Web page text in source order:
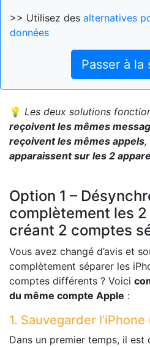
>> Utilisez des alternatives
données
Passer à la
💡 Les deux solutions
reçoivent les mêmes
reçoivent les mêmes appels,
apparaissent sur les 2
Option 1 –
complètement les 2
créant 2 comptes
Vous avez changé d’avis et
complètement séparer les
comptes différents ? Voici
du même compte Apple :
1. Sauvegarder
Dans un premier temps, il est